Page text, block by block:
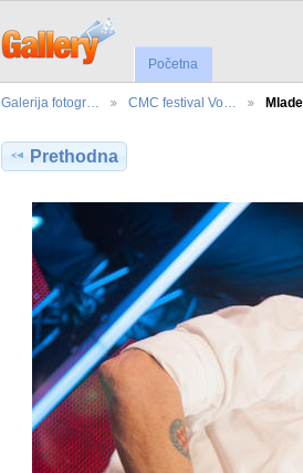
Početna
Galerija fotogr… CMC festival Vo…
Prethodna